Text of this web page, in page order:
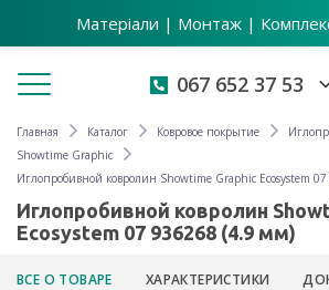
Матеріали | Монтаж |
Toggle navigation 067 652 37 53
Главная Каталог Ковровое покрытие
Showtime Graphic
Иглопробивной ковролин Showtime Graphic Ecosystem
Иглопробивной ковролин
Ecosystem 07 936268 (4.9 мм)
ВСЕ О ТОВАРЕ ХАРАКТЕРИСТИКИ